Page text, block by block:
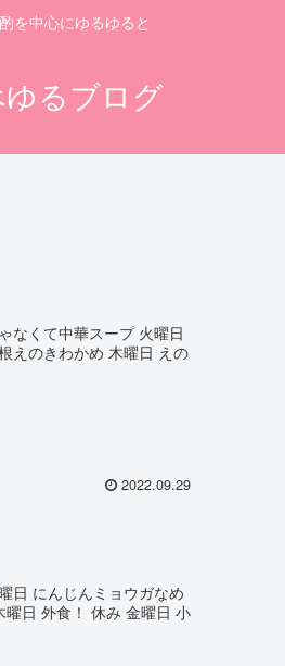
を中心にゆるゆると
るブログ
なくて中華スープ 火曜日
えのきわかめ 木曜日 えの
2022.09.29
日 にんじんミョウガなめ
日 外食！ 休み 金曜日 小